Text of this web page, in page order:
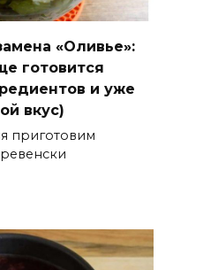
«Оливье»:
готовится
и уже
вкус)
приготовим